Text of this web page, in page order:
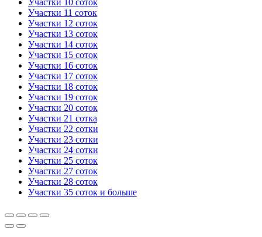
Участки 11 соток
Участки 12 соток
Участки 13 соток
Участки 14 соток
Участки 15 соток
Участки 16 соток
Участки 17 соток
Участки 18 соток
Участки 19 соток
Участки 20 соток
Участки 21 сотка
Участки 22 сотки
Участки 23 сотки
Участки 24 сотки
Участки 25 соток
Участки 27 соток
Участки 28 соток
Участки 35 соток и больше